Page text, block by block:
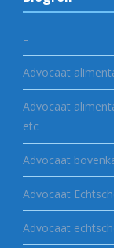
–
Advocaat
Advocaat
etc
Advocaat
Advocaat
Advocaat